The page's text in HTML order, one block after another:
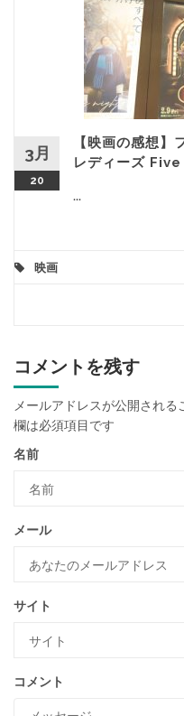
3月
20
【映画の感想】
レディーズ
...
映画
コメントを残す
メールアドレスが公開される
欄は必須項目です
名前
メール
サイト
コメント